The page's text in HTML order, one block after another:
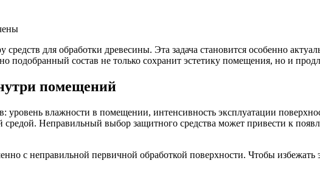
для обработки древесины. Эта задача становится особенно
подобранный состав не только сохранит эстетику помещения, но и
помещений
уровень влажности в помещении, интенсивность эксплуатации
средой. Неправильный выбор защитного средства может привести к
с неправильной первичной обработкой поверхности. Чтобы